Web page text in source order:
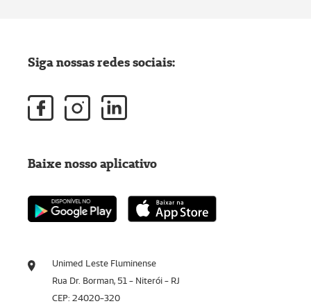
Unimed Leste Fluminense
Rua Dr. Borman, 51 - Niterói - RJ
CEP: 24020-320
Siga nossas redes sociais:
Baixe nosso aplicativo